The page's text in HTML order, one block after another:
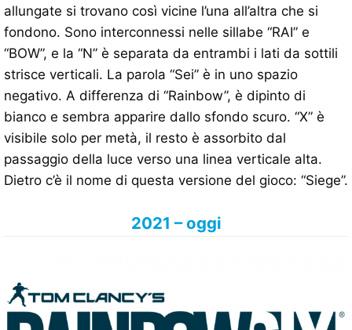
allungate si trovano così vicine l’una all’altra che si
fondono. Sono interconnessi nelle sillabe “RAI” e
“BOW”, e la “N” è separata da entrambi i lati da sottili
strisce verticali. La parola “Sei” è in uno spazio
negativo. A differenza di “Rainbow”, è dipinto di
bianco e sembra apparire dallo sfondo scuro. “X” è
visibile solo per metà, il resto è assorbito dal
passaggio della luce verso una linea verticale alta.
Dietro c’è il nome di questa versione del gioco: “Siege”.
2021 – oggi